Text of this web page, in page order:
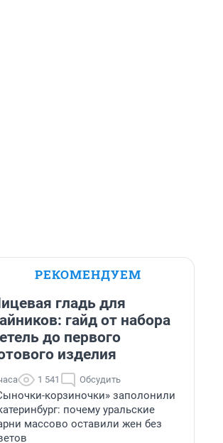
РЕКОМЕНДУЕМ
гладь для
гайд от набора
до первого
изделия
1 541 Обсудить
корзиночки» заполонили
почему уральские
массово оставили жен без